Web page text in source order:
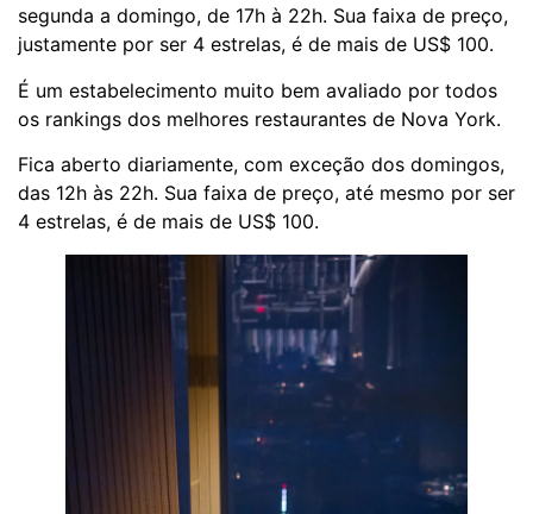
segunda a domingo, de 17h à 22h. Sua faixa de preço,
justamente por ser 4 estrelas, é de mais de US$ 100.
É um estabelecimento muito bem avaliado por todos
os rankings dos melhores restaurantes de Nova York.
Fica aberto diariamente, com exceção dos domingos,
das 12h às 22h. Sua faixa de preço, até mesmo por ser
4 estrelas, é de mais de US$ 100.